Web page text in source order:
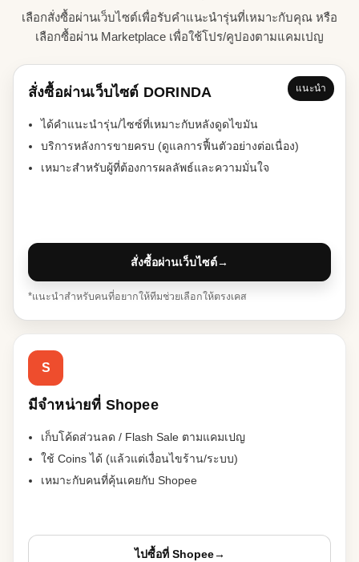
เลือกสั่งซื้อผ่านเว็บไซต์เพื่อรับคำแนะนำรุ่นที่เหมาะกับคุณ หรือ
เลือกซื้อผ่าน Marketplace เพื่อใช้โปร/คูปองตามแคมเปญ
แนะนำ
สั่งซื้อผ่านเว็บไซต์ DORINDA
ได้คำแนะนำรุ่น/ไซซ์ที่เหมาะกับหลังดูดไขมัน
บริการหลังการขายครบ (ดูแลการฟื้นตัวอย่างต่อเนื่อง)
เหมาะสำหรับผู้ที่ต้องการผลลัพธ์และความมั่นใจ
สั่งซื้อผ่านเว็บไซต์→
*แนะนำสำหรับคนที่อยากให้ทีมช่วยเลือกให้ตรงเคส
S
มีจำหน่ายที่ Shopee
เก็บโค้ดส่วนลด / Flash Sale ตามแคมเปญ
ใช้ Coins ได้ (แล้วแต่เงื่อนไขร้าน/ระบบ)
เหมาะกับคนที่คุ้นเคยกับ Shopee
ไปซื้อที่ Shopee→